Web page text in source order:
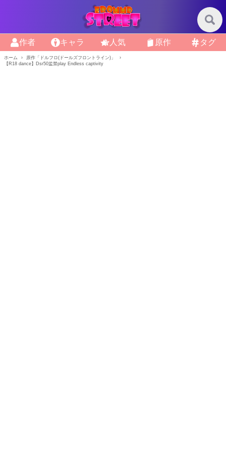
作者 キャラ 人気 原作 タグ
ホーム
原作「ドルフロ(ドールズフロントライン)」
【R18 dance】Dsr50监禁play Endless captivity